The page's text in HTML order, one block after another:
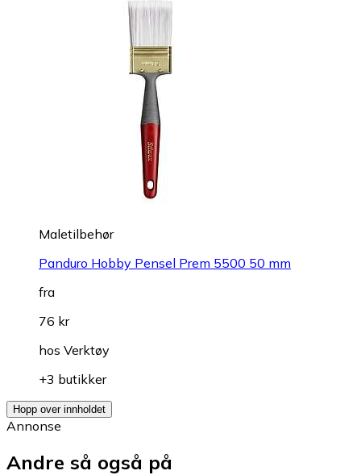
Maletilbehør
Panduro Hobby Pensel Prem 5500 50 mm
fra
76 kr
hos Verktøy
+3 butikker
Hopp over innholdet
Annonse
Andre så også på